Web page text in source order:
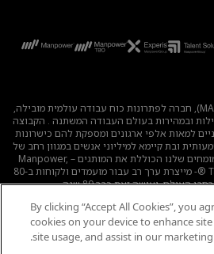
ManpowerGroup® (סימול: MAN), חברה לפתרונות כוח עבודה עולמית מובילה,
ובמהירות בעולם העבודה המשתנה . הקבוצה
למאות אלפי ארגונים ומספקת להם כישרונות
ובת קיימא למיליוני אנשים במגוון רחב של
תעשיות ומיומנויות. משפחת המומחים שלנו הכוללת את המותגים – Manpower,
®Experis®, ו-Talent Solutions ®- מייצרת ערך רב עבור מועמדים ולקוחות ב-80
העולם, ועושה זאת כבר 80 שנה.
הפרטיות | תנאי השימוש | נגישות
|
By clicking “Accept All Cookies”, you
cookies on your device to enhance
site usage, and assist in our